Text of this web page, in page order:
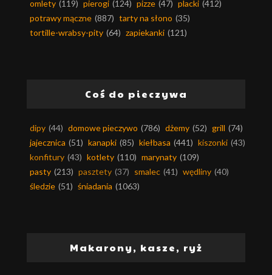
omlety (119) pierogi (124) pizze (47) placki (412)
potrawy mączne (887) tarty na słono (35)
tortille-wrabsy-pity (64) zapiekanki (121)
Coś do pieczywa
dipy (44) domowe pieczywo (786) dżemy (52) grill (74)
jajecznica (51) kanapki (85) kiełbasa (441) kiszonki (43)
konfitury (43) kotlety (110) marynaty (109)
pasty (213) pasztety (37) smalec (41) wędliny (40)
śledzie (51) śniadania (1063)
Makarony, kasze, ryż